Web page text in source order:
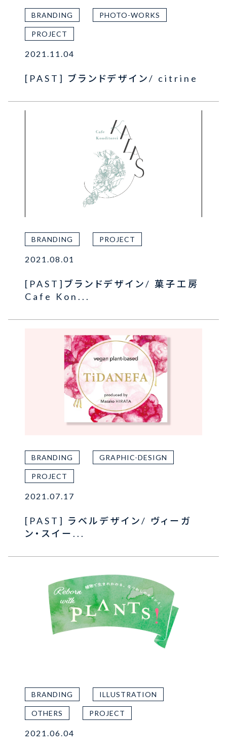
BRANDING PHOTO-WORKS
PROJECT
2021.11.04
[PAST] ブランドデザイン/ citrine
BRANDING PROJECT
2021.08.01
[PAST]ブランドデザイン/ 菓子工房
Cafe Kon...
BRANDING GRAPHIC-DESIGN
PROJECT
2021.07.17
[PAST] ラベルデザイン/ ヴィーガ
ン・スイー...
BRANDING ILLUSTRATION
OTHERS PROJECT
2021.06.04